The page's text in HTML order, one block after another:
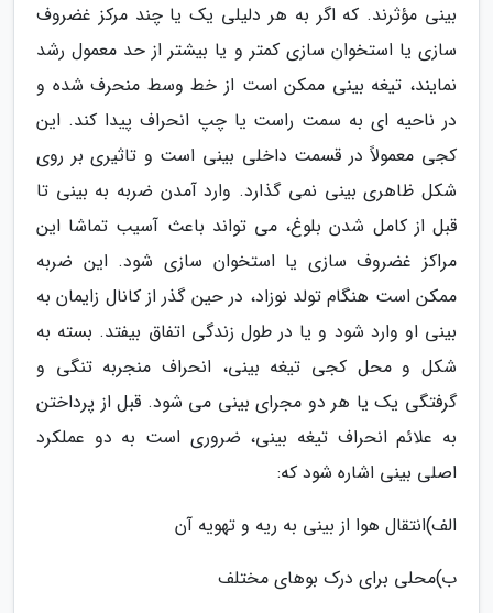
بینی مؤثرند. که اگر به هر دلیلی یک یا چند مرکز غضروف
سازی یا استخوان سازی کمتر و یا بیشتر از حد معمول رشد
نمایند، تیغه بینی ممکن است از خط وسط منحرف شده و
در ناحیه ای به سمت راست یا چپ انحراف پیدا کند. این
کجی معمولاً در قسمت داخلی بینی است و تاثیری بر روی
شکل ظاهری بینی نمی گذارد. وارد آمدن ضربه به بینی تا
قبل از کامل شدن بلوغ، می تواند باعث آسیب تماشا این
مراکز غضروف سازی یا استخوان سازی شود. این ضربه
ممکن است هنگام تولد نوزاد، در حین گذر از کانال زایمان به
بینی او وارد شود و یا در طول زندگی اتفاق بیفتد. بسته به
شکل و محل کجی تیغه بینی، انحراف منجربه تنگی و
گرفتگی یک یا هر دو مجرای بینی می شود. قبل از پرداختن
به علائم انحراف تیغه بینی، ضروری است به دو عملکرد
اصلی بینی اشاره شود که:
الف)انتقال هوا از بینی به ریه و تهویه آن
ب)محلی برای درک بوهای مختلف